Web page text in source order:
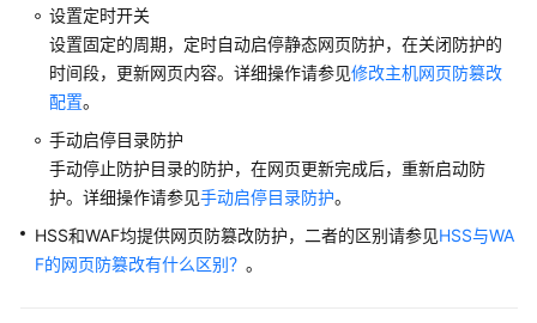
置
手
停
目
录
防
护
设置定时开关
设置固定的周期，定时自动启停静态网页防护，在关闭防护的
时间段，更新网页内容。详细操作请参见修改主机网页防篡改
配置。
手动启停目录防护
手动停止防护目录的防护，在网页更新完成后，重新启动防
护。详细操作请参见手动启停目录防护。
HSS和WAF均提供网页防篡改防护，二者的区别请参见HSS与WA
F的网页防篡改有什么区别？ 。